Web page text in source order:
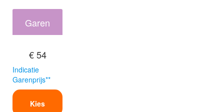
Garen
€ 54
Indicatie
Garenprijs**
Kies